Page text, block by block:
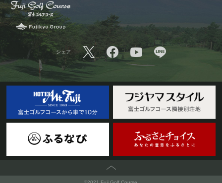
シェア
PAGETOP